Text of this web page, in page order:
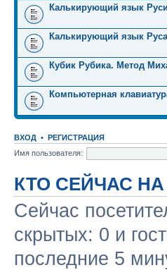
Калькирующий язык
Калькирующий язык
Кубик Рубика. Метод
Компьютерная
ВХОД • РЕГИСТРАЦИЯ
Имя пользователя:
КТО СЕЙЧАС
Сейчас
скрытых: 0 и
последние 5